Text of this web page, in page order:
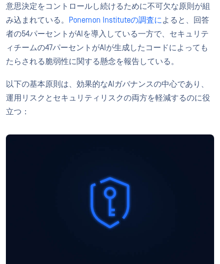
意思決定をコントロールし続けるために不可欠な原則が組
み込まれている。
Ponemon Instituteの調査によると、回答
者の54パーセントがAIを導入している一方で、セキュリテ
ィチームの47パーセントがAIが生成したコードによっても
たらされる脆弱性に関する懸念を報告している。
以下の基本原則は、効果的なAIガバナンスの中心であり、
運用リスクとセキュリティリスクの両方を軽減するのに役
立つ：